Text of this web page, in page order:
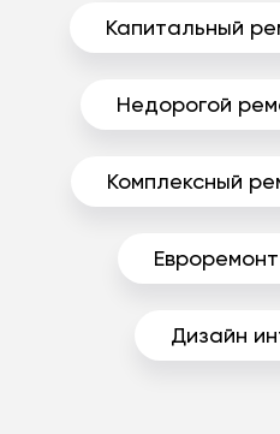
Капитальный
Недорогой
Комплексный
Дизайн